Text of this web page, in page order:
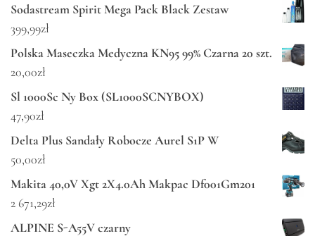
Sodastream Spirit Mega Pack Black Zestaw
399,99zł
Polska Maseczka Medyczna KN95 99% Czarna 20 szt.
20,00zł
Sl 1000Sc Ny Box (SL1000SCNYBOX)
47,90zł
Delta Plus Sandały Robocze Aurel S1P W
50,00zł
Makita 40,0V Xgt 2X4.0Ah Makpac Df001Gm201
2 671,29zł
ALPINE S-A55V czarny